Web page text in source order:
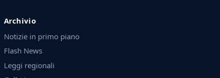
Archivio
Notizie in primo piano
Flash News
Leggi regionali